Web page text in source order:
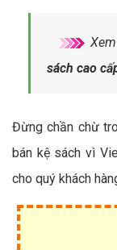
sách cao
Đừng chần chừ
bán kệ sách vì
cho quý khách